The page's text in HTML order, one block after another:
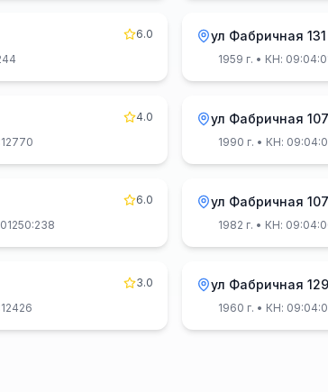
6.0
ул Фабричная 131
1959 г. • КН:
4.0
ул Фабричная
1990 г. • КН:
6.0
ул Фабричная 107
1982 г. • КН:
3.0
ул Фабричная 129
1960 г. • КН: